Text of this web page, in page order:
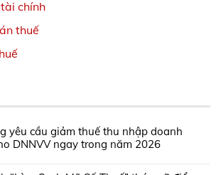
chính
thuế
yêu cầu giảm thuế thu nhập doanh
DNNVV ngay trong năm 2026